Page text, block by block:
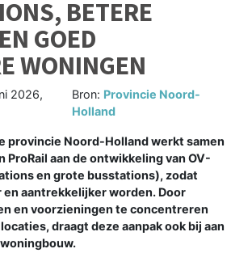
BETERE
GOED
WONINGEN
2026,
Bron: Provincie Noord-
Holland
provincie Noord-Holland werkt samen
ProRail aan de ontwikkeling van OV-
en grote busstations), zodat
aantrekkelijker worden. Door
en voorzieningen te concentreren
draagt deze aanpak ook bij aan